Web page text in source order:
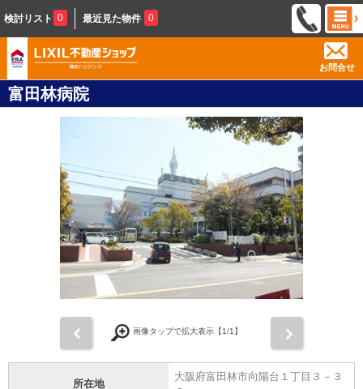
検討リスト 0 最近見た物件 0
お問合せ
富田林病院
画像タップで拡大表示【1/1】
所在地
大阪府富田林市向陽台１丁目３－３